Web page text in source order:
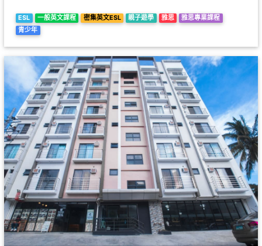
ESL 一般英文課程 密集英文ESL 親子遊學 雅思
雅思專業課程
青少年